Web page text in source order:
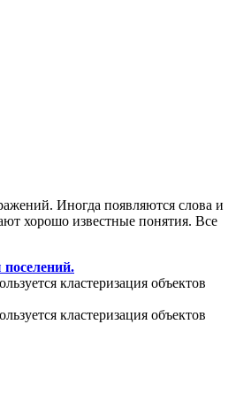
Иногда появляются слова и
хорошо известные понятия. Все
поселений.
кластеризация объектов
кластеризация объектов